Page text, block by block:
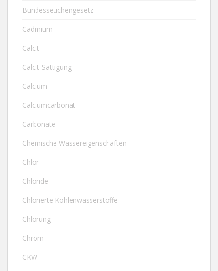
Bundesseuchengesetz
Cadmium
Calcit
Calcit-Sättigung
Calcium
Calciumcarbonat
Carbonate
Chemische Wassereigenschaften
Chlor
Chloride
Chlorierte Kohlenwasserstoffe
Chlorung
Chrom
CKW